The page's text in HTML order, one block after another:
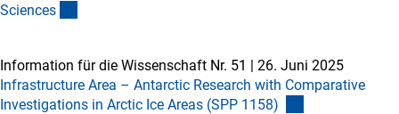
Sciences
Information für die Wissenschaft Nr. 51 | 26. Juni 2025
Infrastructure Area – Antarctic Research with Comparative
Investigations in Arctic Ice Areas (SPP 1158)